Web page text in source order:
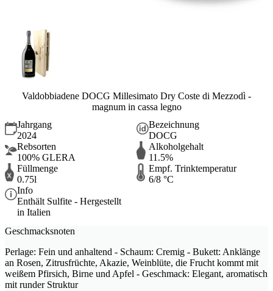
Valdobbiadene DOCG Millesimato Dry Coste di Mezzodì -
magnum in cassa legno
Jahrgang
2024
Bezeichnung
DOCG
Rebsorten
100% GLERA
Alkoholgehalt
11.5%
Füllmenge
0.75l
Empf. Trinktemperatur
6/8 °C
Info
Enthält Sulfite - Hergestellt
in Italien
Geschmacksnoten
Perlage: Fein und anhaltend - Schaum: Cremig - Bukett: Anklänge
an Rosen, Zitrusfrüchte, Akazie, Weinblüte, die Frucht kommt mit
weißem Pfirsich, Birne und Apfel - Geschmack: Elegant, aromatisch
mit runder Struktur